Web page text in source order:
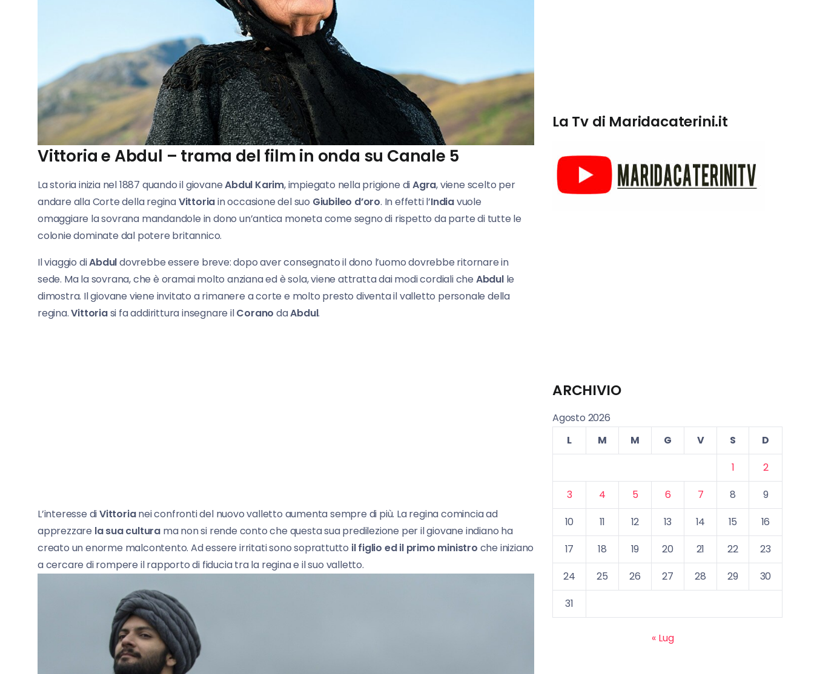
Vittoria e Abdul – trama del film in onda su Canale 5
La storia inizia nel 1887 quando il giovaneAbdul Karim, impiegato nella prigione diAgra, viene scelto per
andare alla Corte della reginaVittoriain occasione del suo Giubileo d’oro. In effetti l’Indiavuole
omaggiare la sovrana mandandole in dono un’antica moneta come segno di rispetto da parte di tutte le
colonie dominate dal potere britannico.
Il viaggio diAbduldovrebbe essere breve: dopo aver consegnato il dono l’uomo dovrebbe ritornare in
sede. Ma la sovrana, che è oramai molto anziana ed è sola, viene attratta dai modi cordiali che Abdulle
dimostra. Il giovane viene invitato a rimanere a corte e molto presto diventa il valletto personale della
regina.Vittoriasi fa addirittura insegnare ilCorano daAbdul.
L’interesse diVittorianei confronti del nuovo valletto aumenta sempre di più. La regina comincia ad
apprezzare la sua cultura ma non si rende conto che questa sua predilezione per il giovane indiano ha
creato un enorme malcontento. Ad essere irritati sono soprattutto il figlio ed il primo ministro che iniziano
a cercare di rompere il rapporto di fiducia tra la regina e il suo valletto.
La Tv di Maridacaterini.it
ARCHIVIO
Agosto 2026
L
M M G V S
D
1
2
3
4 5 6 7 8
9
10
11 12 13 14 15
16
17
18 19 20 21 22
23
24
25 26 27 28 29
30
31
« Lug